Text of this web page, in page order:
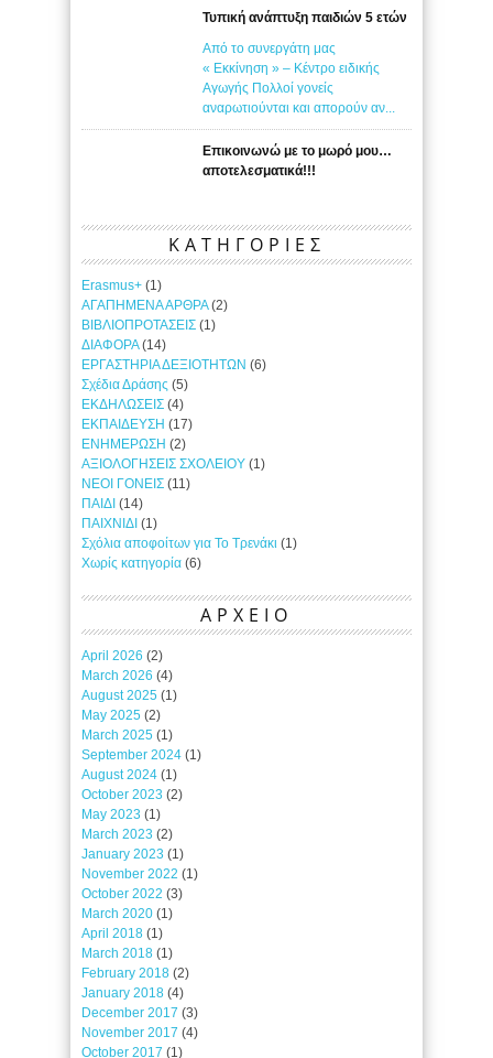
Τυπική ανάπτυξη παιδιών 5 ετών
Από το συνεργάτη μας
« Εκκίνηση » – Κέντρο ειδικής
Αγωγής Πολλοί γονείς
αναρωτιούνται και απορούν αν...
Επικοινωνώ με το μωρό μου…
αποτελεσματικά!!!
ΚΑΤΗΓΟΡΙΕΣ
Erasmus+ (1)
ΑΓΑΠΗΜΕΝΑ ΑΡΘΡΑ(2)
ΒΙΒΛΙΟΠΡΟΤΑΣΕΙΣ (1)
ΔΙΑΦΟΡΑ(14)
ΕΡΓΑΣΤΗΡΙΑ ΔΕΞΙΟΤΗΤΩΝ (6)
Σχέδια Δράσης (5)
ΕΚΔΗΛΩΣΕΙΣ (4)
ΕΚΠΑΙΔΕΥΣΗ (17)
ΕΝΗΜΕΡΩΣΗ (2)
ΑΞΙΟΛΟΓΗΣΕΙΣ ΣΧΟΛΕΙΟΥ (1)
ΝΕΟΙ ΓΟΝΕΙΣ (11)
ΠΑΙΔΙ (14)
ΠΑΙΧΝΙΔΙ (1)
Σχόλια αποφοίτων για Το Τρενάκι (1)
Χωρίς κατηγορία (6)
ΑΡΧΕΙΟ
April 2026 (2)
March 2026 (4)
August 2025 (1)
May 2025 (2)
March 2025 (1)
September 2024 (1)
August 2024 (1)
October 2023 (2)
May 2023 (1)
March 2023 (2)
January 2023 (1)
November 2022 (1)
October 2022 (3)
March 2020 (1)
April 2018 (1)
March 2018 (1)
February 2018 (2)
January 2018 (4)
December 2017 (3)
November 2017 (4)
October 2017 (1)